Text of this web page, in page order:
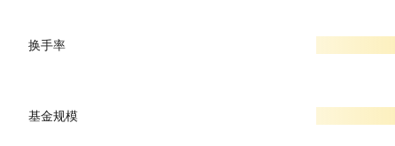
换手率
基金规模